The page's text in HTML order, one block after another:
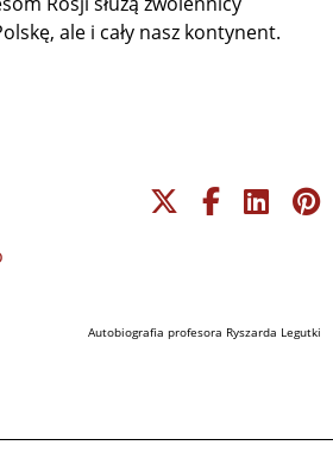
ale i cały nasz kontynent.
Autobiografia profesora Ryszarda Legutki